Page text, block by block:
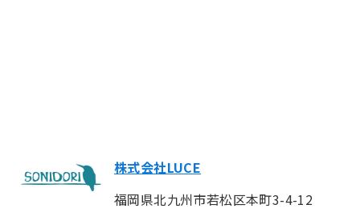
株式会社LUCE
福岡県北九州市若松区本町3-4-12